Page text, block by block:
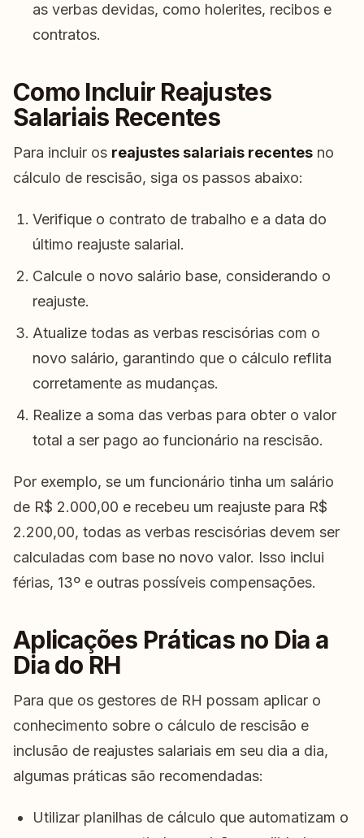
as verbas devidas, como holerites, recibos e
contratos.
Como Incluir Reajustes
Salariais Recentes
Para incluir os reajustes salariais recentes no
cálculo de rescisão, siga os passos abaixo:
Verifique o contrato de trabalho e a data do
último reajuste salarial.
Calcule o novo salário base, considerando o
reajuste.
Atualize todas as verbas rescisórias com o
novo salário, garantindo que o cálculo reflita
corretamente as mudanças.
Realize a soma das verbas para obter o valor
total a ser pago ao funcionário na rescisão.
Por exemplo, se um funcionário tinha um salário
de R$ 2.000,00 e recebeu um reajuste para R$
2.200,00, todas as verbas rescisórias devem ser
calculadas com base no novo valor. Isso inclui
férias, 13º e outras possíveis compensações.
Aplicações Práticas no Dia a
Dia do RH
Para que os gestores de RH possam aplicar o
conhecimento sobre o cálculo de rescisão e
inclusão de reajustes salariais em seu dia a dia,
algumas práticas são recomendadas:
Utilizar planilhas de cálculo que automatizam o